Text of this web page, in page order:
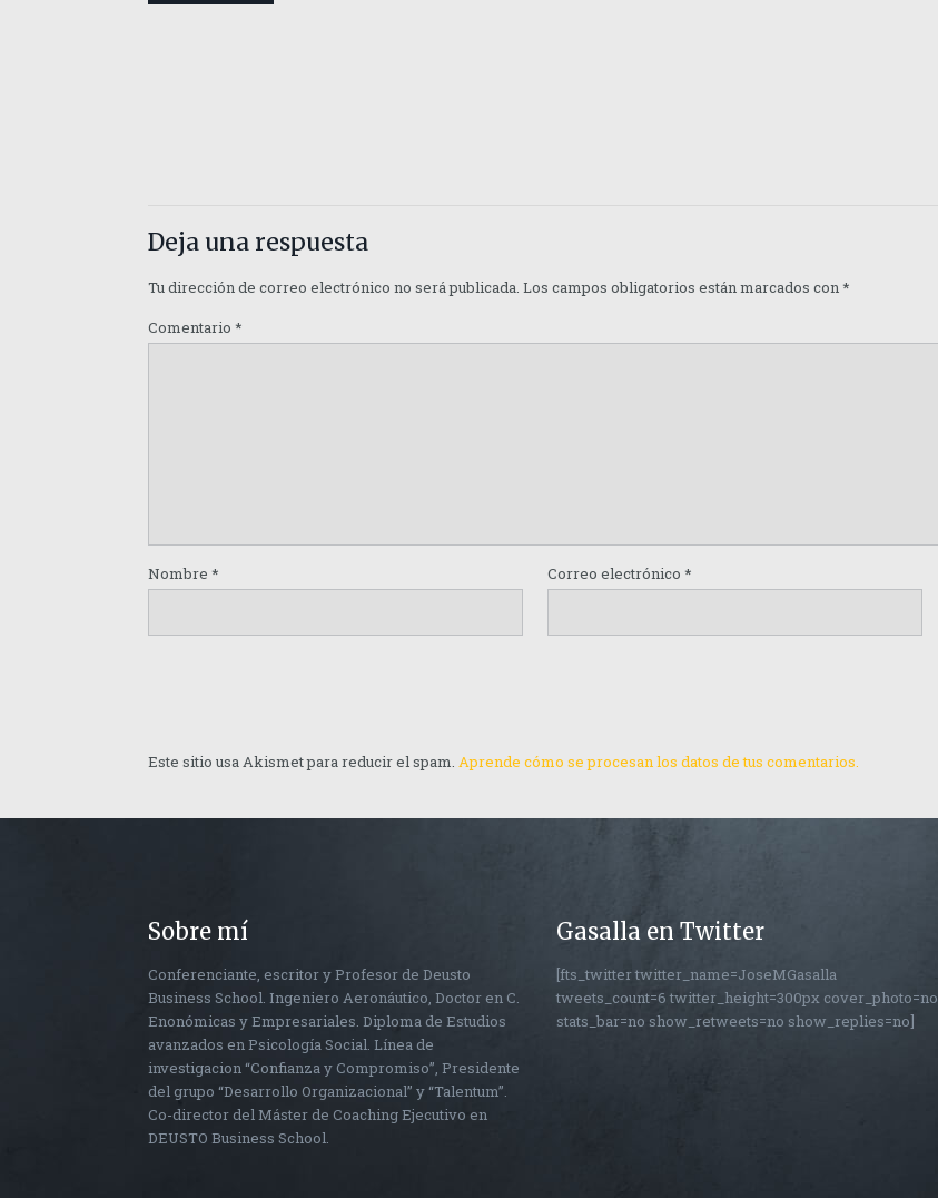
Deja una respuesta
Tu dirección de correo electrónico no será publicada. Los campos obligatorios están marcados con*
Comentario *
Nombre * Correo electrónico *
Este sitio usa Akismet para reducir el spam. Aprende cómo se procesan los datos de tus comentarios.
Sobre mí
Conferenciante, escritor y Profesor de Deusto
Business School. Ingeniero Aeronáutico, Doctor en C.
Enonómicas y Empresariales. Diploma de Estudios
avanzados en Psicología Social. Línea de
investigacion “Confianza y Compromiso”, Presidente
del grupo “Desarrollo Organizacional” y “Talentum”.
Co-director del Máster de Coaching Ejecutivo en
DEUSTO Business School.
Gasalla en Twitter
[fts_twitter twitter_name=JoseMGasalla
tweets_count=6 twitter_height=300px cover_photo=no
stats_bar=no show_retweets=no show_replies=no]